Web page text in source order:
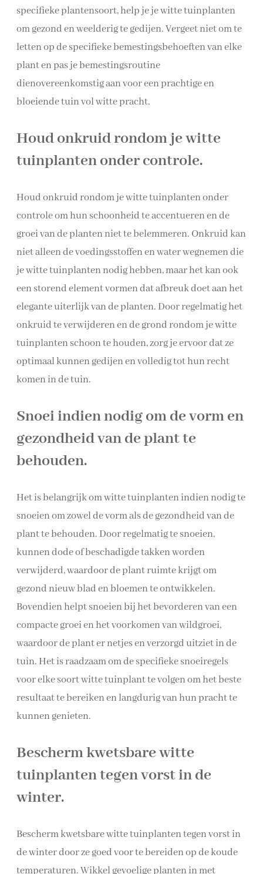
specifieke plantensoort, help je je witte tuinplanten
om gezond en weelderig te gedijen. Vergeet niet om te
letten op de specifieke bemestingsbehoeften van elke
plant en pas je bemestingsroutine
dienovereenkomstig aan voor een prachtige en
bloeiende tuin vol witte pracht.
Houd onkruid rondom je witte
tuinplanten onder controle.
Houd onkruid rondom je witte tuinplanten onder
controle om hun schoonheid te accentueren en de
groei van de planten niet te belemmeren. Onkruid kan
niet alleen de voedingsstoffen en water wegnemen die
je witte tuinplanten nodig hebben, maar het kan ook
een storend element vormen dat afbreuk doet aan het
elegante uiterlijk van de planten. Door regelmatig het
onkruid te verwijderen en de grond rondom je witte
tuinplanten schoon te houden, zorg je ervoor dat ze
optimaal kunnen gedijen en volledig tot hun recht
komen in de tuin.
Snoei indien nodig om de vorm en
gezondheid van de plant te
behouden.
Het is belangrijk om witte tuinplanten indien nodig te
snoeien om zowel de vorm als de gezondheid van de
plant te behouden. Door regelmatig te snoeien,
kunnen dode of beschadigde takken worden
verwijderd, waardoor de plant ruimte krijgt om
gezond nieuw blad en bloemen te ontwikkelen.
Bovendien helpt snoeien bij het bevorderen van een
compacte groei en het voorkomen van wildgroei,
waardoor de plant er netjes en verzorgd uitziet in de
tuin. Het is raadzaam om de specifieke snoeiregels
voor elke soort witte tuinplant te volgen om het beste
resultaat te bereiken en langdurig van hun pracht te
kunnen genieten.
Bescherm kwetsbare witte
tuinplanten tegen vorst in de
winter.
Bescherm kwetsbare witte tuinplanten tegen vorst in
de winter door ze goed voor te bereiden op de koude
temperaturen. Wikkel gevoelige planten in met